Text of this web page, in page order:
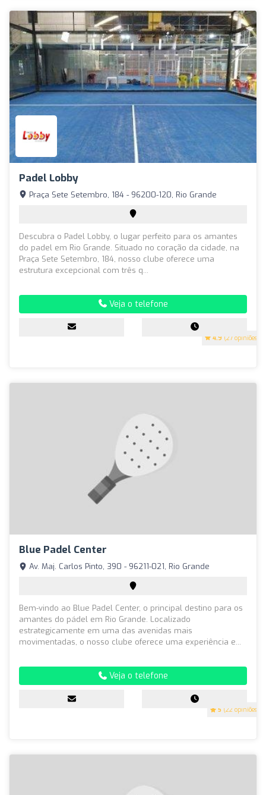
Padel Lobby
4.9 (27 opiniões)
Praça Sete Setembro, 184 - 96200-120, Rio Grande
Descubra o Padel Lobby, o lugar perfeito para os amantes
do padel em Rio Grande. Situado no coração da cidade, na
Praça Sete Setembro, 184, nosso clube oferece uma
estrutura excepcional com três q...
Veja o telefone
Blue Padel Center
5 (22 opiniões)
Av. Maj. Carlos Pinto, 390 - 96211-021, Rio Grande
Bem-vindo ao Blue Padel Center, o principal destino para os
amantes do pádel em Rio Grande. Localizado
estrategicamente em uma das avenidas mais
movimentadas, o nosso clube oferece uma experiência e...
Veja o telefone